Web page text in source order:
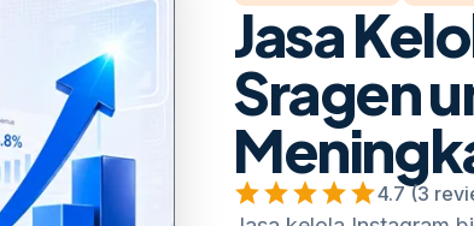
Jasa
Sragen
starstarstarstarstar4.7 (3